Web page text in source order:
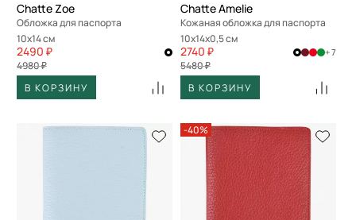
Chatte Zoe
Обложка для паспорта
10x14 см
2490 ₽
4980 ₽
В КОРЗИНУ
Chatte Amelie
Кожаная обложка для паспорта
10x14x0,5 см
2740 ₽
5480 ₽
+ 7
В КОРЗИНУ
-40%